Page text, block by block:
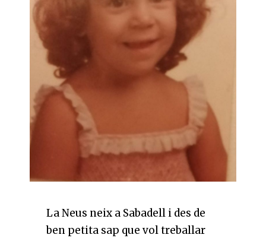
La Neus neix a Sabadell i des de
ben petita sap que vol treballar